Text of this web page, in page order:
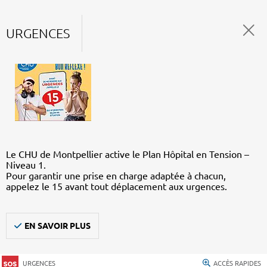
URGENCES
Le CHU de Montpellier active le Plan Hôpital en Tension –
Niveau 1.
Pour garantir une prise en charge adaptée à chacun,
appelez le 15 avant tout déplacement aux urgences.
EN SAVOIR PLUS
URGENCES ACCÈS RAPIDES